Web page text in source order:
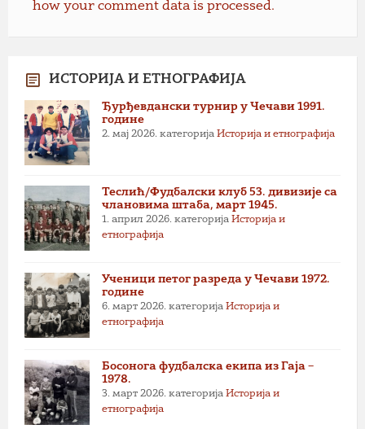
how your comment data is processed.
ИСТОРИЈА И ЕТНОГРАФИЈА
Ђурђевдански турнир у Чечави 1991.
године
2. мај 2026. категорија Историја и етнографија
Теслић/Фудбалски клуб 53. дивизије са
члановима штаба, март 1945.
1. април 2026. категорија Историја и
етнографија
Ученици петог разреда у Чечави 1972.
године
6. март 2026. категорија Историја и
етнографија
Босонога фудбалска екипа из Гаја –
1978.
3. март 2026. категорија Историја и
етнографија